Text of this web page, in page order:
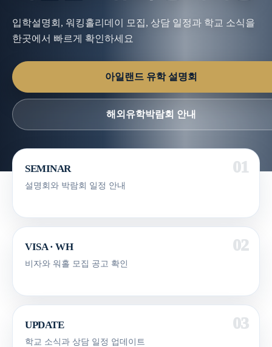
입학설명회, 워킹홀리데이 모집, 상담 일정과 학교 소식을
한곳에서 빠르게 확인하세요
아일랜드 유학 설명회
해외유학박람회 안내
SEMINAR
설명회와 박람회 일정 안내
VISA · WH
비자와 워홀 모집 공고 확인
UPDATE
학교 소식과 상담 일정 업데이트